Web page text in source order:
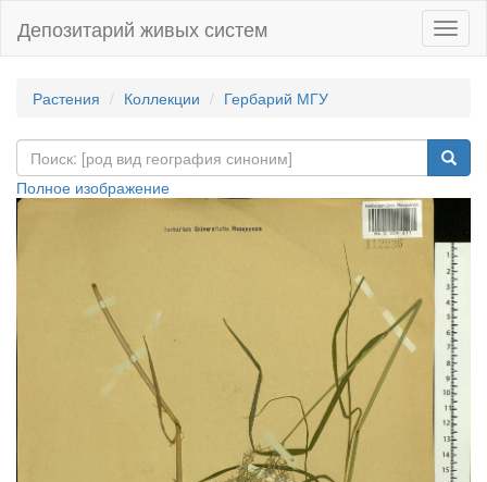
Депозитарий живых систем
Растения Коллекции Гербарий МГУ
Полное изображение